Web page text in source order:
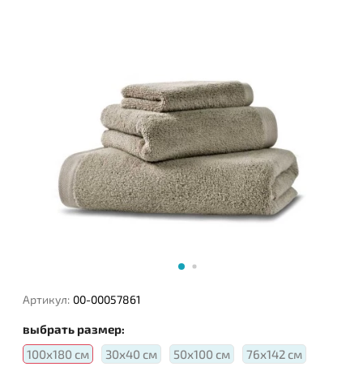
Артикул: 00-00057861
выбрать размер:
100х180 см
30х40 см 50х100 см 76х142 см